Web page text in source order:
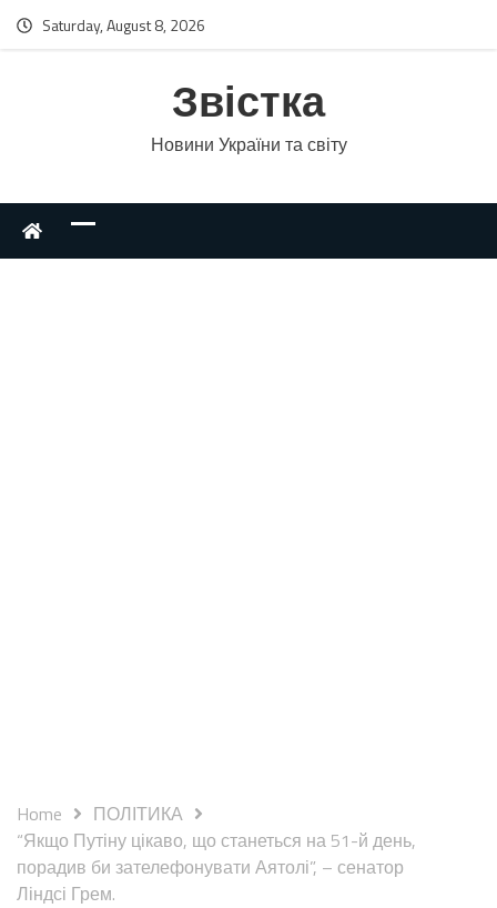
Saturday, August 8, 2026
Звістка
Новини України та світу
Home
ПОЛІТИКА
“Якщо Путіну цікаво, що станеться на 51-й день,
порадив би зателефонувати Аятолі”, – сенатор
Ліндсі Грем.